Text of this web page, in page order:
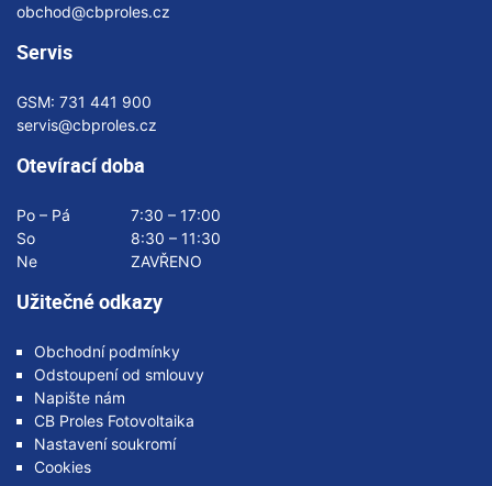
obchod@cbproles.cz
Servis
GSM: 731 441 900
servis@cbproles.cz
Otevírací doba
Po – Pá
7:30 – 17:00
So
8:30 – 11:30
Ne
ZAVŘENO
Užitečné odkazy
Obchodní podmínky
Odstoupení od smlouvy
Napište nám
CB Proles Fotovoltaika
Nastavení soukromí
Cookies